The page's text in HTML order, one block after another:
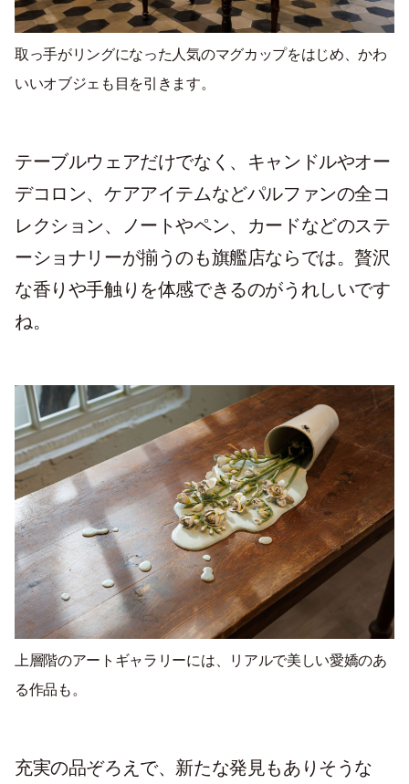
取っ手がリングになった人気のマグカップをはじめ、かわ
いいオブジェも目を引きます。
テーブルウェアだけでなく、キャンドルやオー
デコロン、ケアアイテムなどパルファンの全コ
レクション、ノートやペン、カードなどのステ
ーショナリーが揃うのも旗艦店ならでは。贅沢
な香りや手触りを体感できるのがうれしいです
ね。
上層階のアートギャラリーには、リアルで美しい愛嬌のあ
る作品も。
充実の品ぞろえで、新たな発見もありそうな